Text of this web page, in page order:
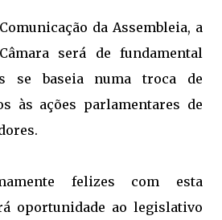
da Assembleia, a
será de fundamental
se baseia numa troca de
às ações parlamentares de
felizes com esta
oportunidade ao legislativo